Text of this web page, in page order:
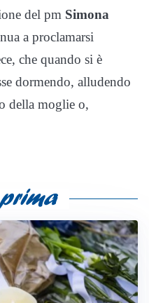
del pm Simona
a proclamarsi
che quando si è
dormendo, alludendo
della moglie o,